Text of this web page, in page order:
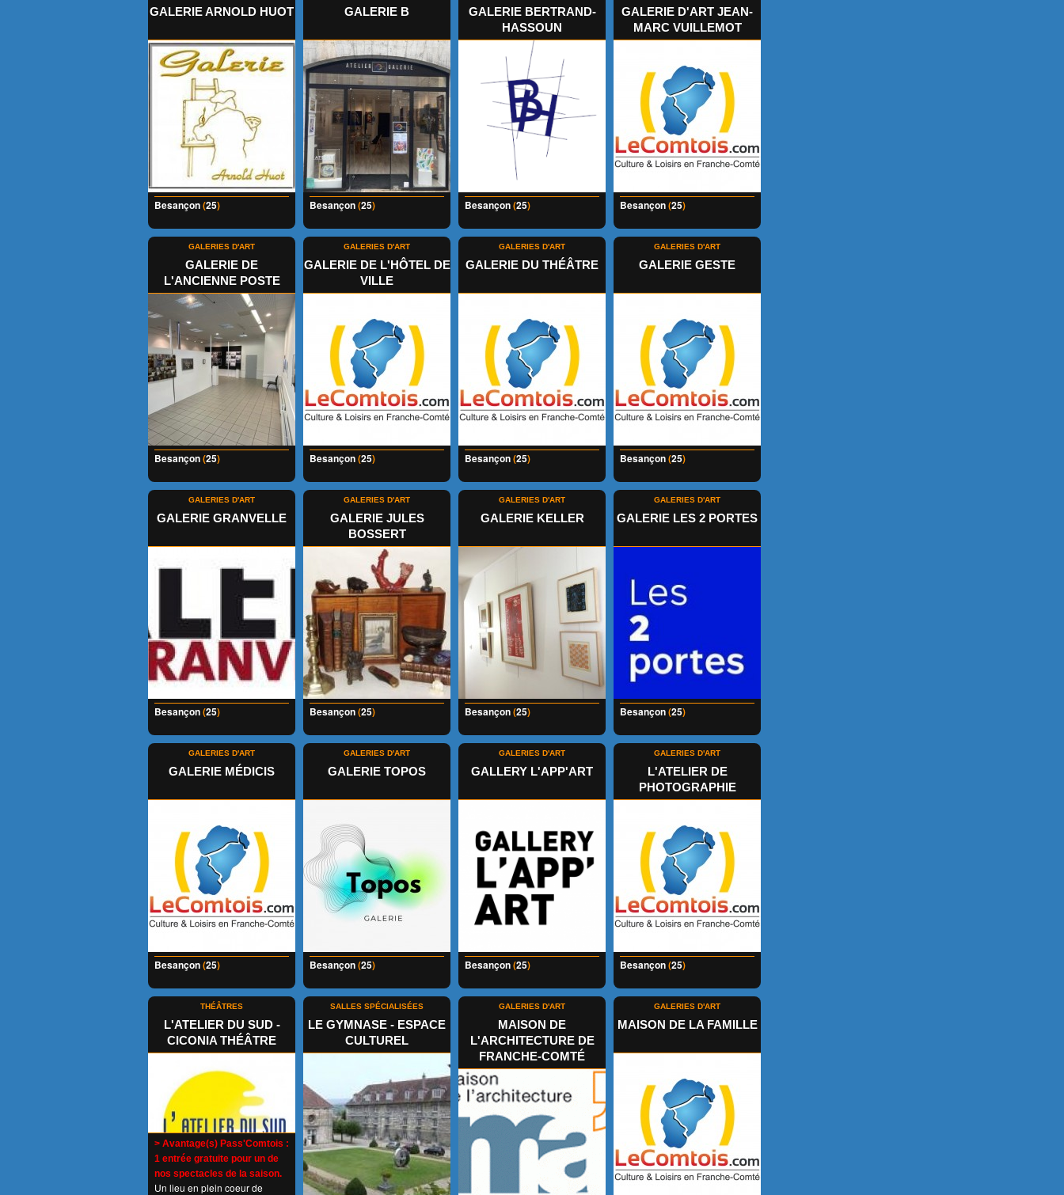
GALERIE ARNOLD HUOT
Besançon(25)
GALERIE B
Besançon(25)
GALERIE BERTRAND-
HASSOUN
Besançon(25)
GALERIE D'ART JEAN-
MARC VUILLEMOT
Besançon(25)
GALERIES D'ART
GALERIE DE
L'ANCIENNE POSTE
Besançon(25)
GALERIES D'ART
GALERIE DE L'HÔTEL DE
VILLE
Besançon(25)
GALERIES D'ART
GALERIE DU THÉÂTRE
Besançon(25)
GALERIES D'ART
GALERIE GESTE
Besançon(25)
GALERIES D'ART
GALERIE GRANVELLE
Besançon(25)
GALERIES D'ART
GALERIE JULES
BOSSERT
Besançon(25)
GALERIES D'ART
GALERIE KELLER
Besançon(25)
GALERIES D'ART
GALERIE LES 2 PORTES
Besançon(25)
GALERIES D'ART
GALERIE MÉDICIS
Besançon(25)
GALERIES D'ART
GALERIE TOPOS
Besançon(25)
GALERIES D'ART
GALLERY L'APP'ART
Besançon(25)
GALERIES D'ART
L'ATELIER DE
PHOTOGRAPHIE
Besançon(25)
THÉÂTRES
L'ATELIER DU SUD -
CICONIA THÉÂTRE
> Avantage(s) Pass'Comtois :
1 entrée gratuite pour un de
nos spectacles de la saison.
Un lieu en plein coeur de
SALLES SPÉCIALISÉES
LE GYMNASE - ESPACE
CULTUREL
GALERIES D'ART
MAISON DE
L'ARCHITECTURE DE
FRANCHE-COMTÉ
GALERIES D'ART
MAISON DE LA FAMILLE